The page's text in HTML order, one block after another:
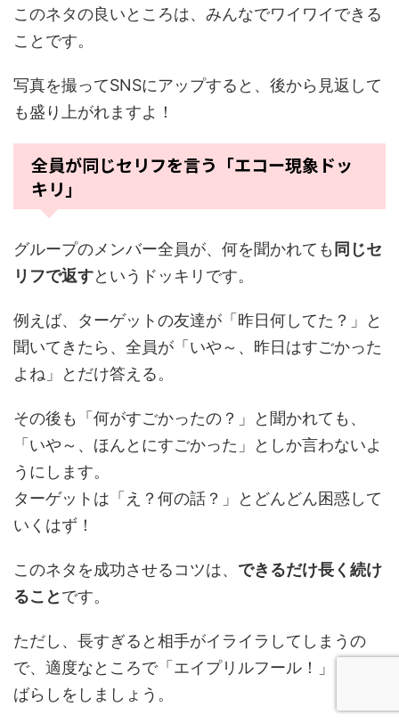
このネタの良いところは、みんなでワイワイできる
ことです。
写真を撮ってSNSにアップすると、後から見返して
も盛り上がれますよ！
全員が同じセリフを言う「エコー現象ドッ
キリ」
グループのメンバー全員が、何を聞かれても同じセ
リフで返すというドッキリです。
例えば、ターゲットの友達が「昨日何してた？」と
聞いてきたら、全員が「いや～、昨日はすごかった
よね」とだけ答える。
その後も「何がすごかったの？」と聞かれても、
「いや～、ほんとにすごかった」としか言わないよ
うにします。
ターゲットは「え？何の話？」とどんどん困惑して
いくはず！
このネタを成功させるコツは、 できるだけ長く続け
ることです。
ただし、長すぎると相手がイライラしてしまうの
で、適度なところで「エイプリルフール！」とネタ
ばらしをしましょう。